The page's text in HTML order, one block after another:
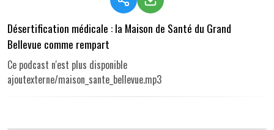
Désertification médicale : la Maison de Santé du Grand
Bellevue comme rempart
Ce podcast n'est plus disponible
ajoutexterne/maison_sante_bellevue.mp3